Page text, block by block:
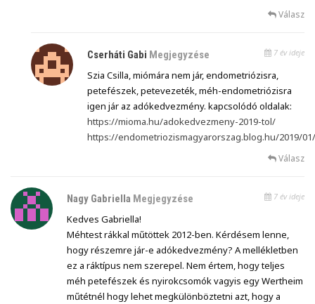
Válasz
Cserháti Gabi Megjegyzése 7 év ideje
Szia Csilla, miómára nem jár, endometriózisra,
petefészek, petevezeték, méh-endometriózisra
igen jár az adókedvezmény. kapcsolódó oldalak:
https://mioma.hu/adokedvezmeny-2019-tol/
https://endometriozismagyarorszag.blog.hu/2019/
Válasz
Nagy Gabriella Megjegyzése 7 év ideje
Kedves Gabriella!
Méhtest rákkal műtöttek 2012-ben. Kérdésem lenne,
hogy részemre jár-e adókedvezmény? A mellékletben
ez a ráktípus nem szerepel. Nem értem, hogy teljes
méh petefészek és nyirokcsomók vagyis egy Wertheim
műtétnél hogy lehet megkülönböztetni azt, hogy a